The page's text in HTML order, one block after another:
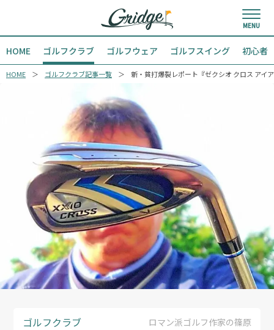
HOME ゴルフクラブ ゴルフウェア ゴルフスイング 初心者
HOME ゴルフクラブ記事一覧 新・貧打爆裂レポート『ゼクシオ クロス アイ
ゴルフクラブ ロマン派ゴルフ作家の篠原